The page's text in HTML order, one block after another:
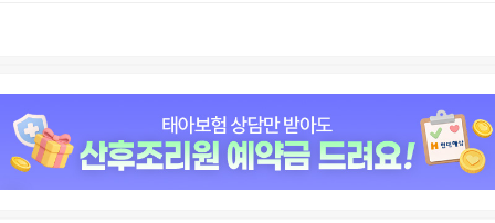
총 상품 금액 0원
바
니
심
품